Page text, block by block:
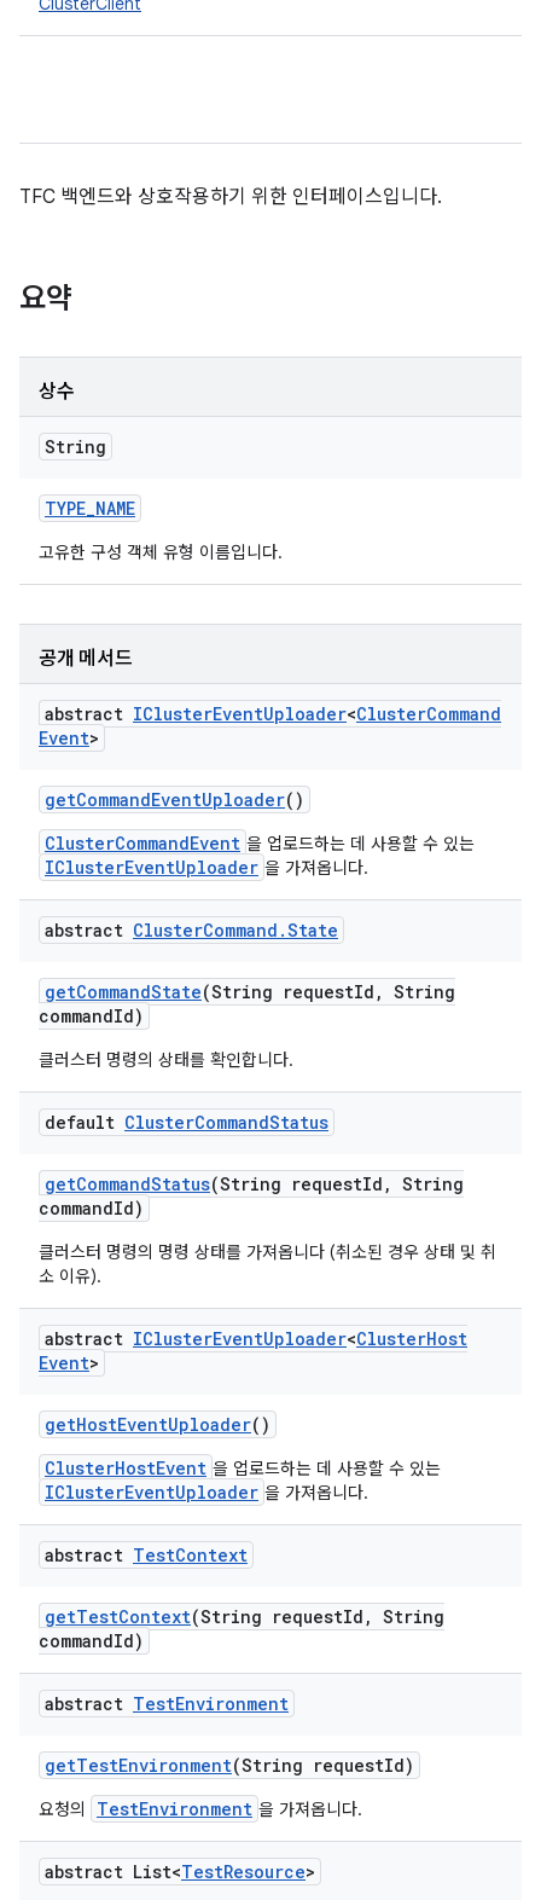
TFC 백엔드와 상호작용하기 위한 인터페이스입니다.
요약
상수
String
TYPE_NAME
고유한 구성 객체 유형 이름입니다.
공개 메서드
abstract IClusterEventUploader<ClusterCommand
Event>
getCommandEventUploader()
ClusterCommandEvent 을 업로드하는 데 사용할 수 있는
IClusterEventUploader 을 가져옵니다.
abstract ClusterCommand .State
getCommandState(String requestId , String
commandId)
클러스터 명령의 상태를 확인합니다.
default ClusterCommandStatus
getCommandStatus(String requestId , String
commandId)
클러스터 명령의 명령 상태를 가져옵니다 (취소된 경우 상태 및 취
소 이유).
abstract IClusterEventUploader<ClusterHost
Event>
getHostEventUploader()
ClusterHostEvent 을 업로드하는 데 사용할 수 있는
IClusterEventUploader 을 가져옵니다.
abstract TestContext
getTestContext(String requestId , String
commandId)
abstract TestEnvironment
getTestEnvironment(String requestId)
요청의 TestEnvironment 을 가져옵니다.
abstract List<TestResource>